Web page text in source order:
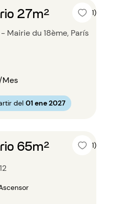
27m² 4 (1)
Mairie du 18ème, París
del 01 ene 2027
65m² 5 (1)